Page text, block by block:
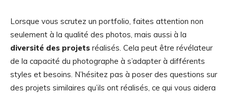
Lorsque vous scrutez un portfolio, faites attention non
seulement à la qualité des photos, mais aussi à la
diversité des projets réalisés. Cela peut être révélateur
de la capacité du photographe à s’adapter à différents
styles et besoins. N’hésitez pas à poser des questions sur
des projets similaires qu’ils ont réalisés, ce qui vous aidera